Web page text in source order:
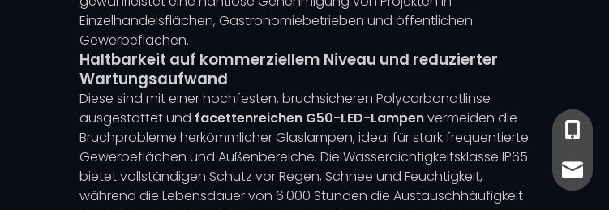
Einzelhandelsflächen, Gastronomiebetrieben und öffentlichen
Gewerbeflächen.
Haltbarkeit auf kommerziellem Niveau und reduzierter
Wartungsaufwand
Diese sind mit einer hochfesten, bruchsicheren Polycarbonatlinse
ausgestattet und facettenreichen G50-LED-Lampenvermeiden die
Bruchprobleme herkömmlicher Glaslampen, ideal für stark frequentierte
Gewerbeflächen und Außenbereiche. Die Wasserdichtigkeitsklasse IP65
bietet vollständigen Schutz vor Regen, Schnee und Feuchtigkeit,
während die Lebensdauer von 6.000 Stunden die Austauschhäufigkeit
+86-
+86-